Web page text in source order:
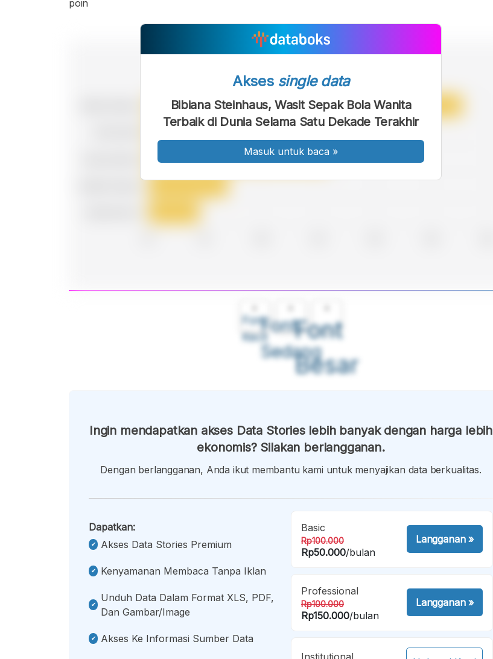
poin
Font
Kecil
Font
Sedang
Font
Besar
Akses single data
Bibiana Steinhaus, Wasit Sepak Bola Wanita
Terbaik di Dunia Selama Satu Dekade Terakhir
Masuk untuk baca »
Ingin mendapatkan akses Data Stories lebih banyak dengan harga lebih
ekonomis? Silakan berlangganan.
Dengan berlangganan, Anda ikut membantu kami untuk menyajikan data berkualitas.
Dapatkan:
Akses Data Stories Premium
Kenyamanan Membaca Tanpa Iklan
Unduh Data Dalam Format XLS, PDF,
Dan Gambar/image
Akses Ke Informasi Sumber Data
Basic
Rp100.000
Rp50.000/bulan
Langganan»
Professional
Rp100.000
Rp150.000/bulan
Langganan»
Institutional